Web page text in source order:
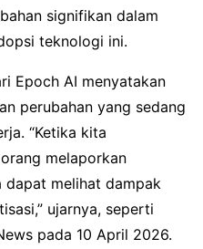
signifikan dalam
teknologi ini.
Epoch AI menyatakan
perubahan yang sedang
“Ketika kita
melaporkan
dapat melihat dampak
ujarnya, seperti
pada 10 April 2026.